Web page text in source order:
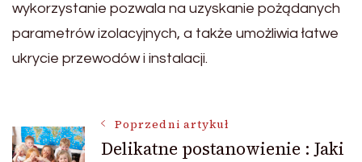
wykorzystanie pozwala na uzyskanie pożądanych
parametrów izolacyjnych, a także umożliwia łatwe
ukrycie przewodów i instalacji.
NawigacjaPoprzedni artykuł
Delikatne postanowienie : Jaki